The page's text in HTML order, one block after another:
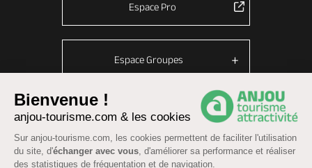
Bienvenue !
anjou-tourisme.com & les cookies
Sur anjou-tourisme.com, les cookies permettent de faciliter l'utilisation
du site, d'échanger avec vous, d'améliorer sa performance et réaliser
des statistiques de fréquentation et de navigation.
Espace Pro
Espace Groupes
© Anjou tourisme 2026 -Plan du site-Fonctionnement du site
Mentions légales Données personnelles
CGU Réservation-Accessibilité : partiellement conforme